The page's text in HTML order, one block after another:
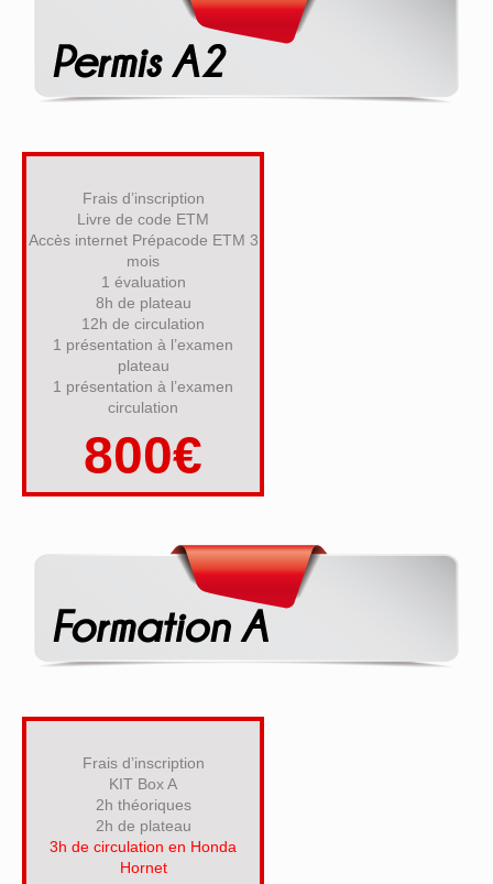
Frais d’inscription
Livre de code ETM
Accès internet Prépacode ETM 3
mois
1 évaluation
8h de plateau
12h de circulation
1 présentation à l’examen
plateau
1 présentation à l’examen
circulation
800€
Frais d’inscription
KIT Box A
2h théoriques
2h de plateau
3h de circulation en Honda
Hornet